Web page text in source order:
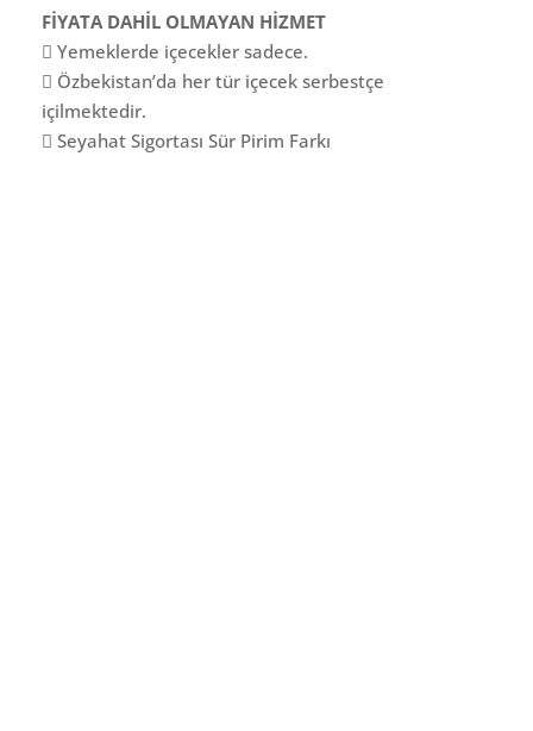
FİYATA DAHİL OLMAYAN HİZMET
 Yemeklerde içecekler sadece.
 Özbekistan’da her tür içecek serbestçe
içilmektedir.
 Seyahat Sigortası Sür Pirim Farkı